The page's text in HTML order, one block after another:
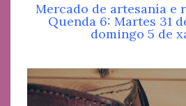
Mercado de artesanía e
Quenda 6: Martes 31
domingo 5 de